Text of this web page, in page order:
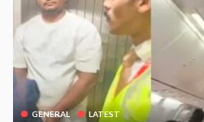
GENERAL LATEST